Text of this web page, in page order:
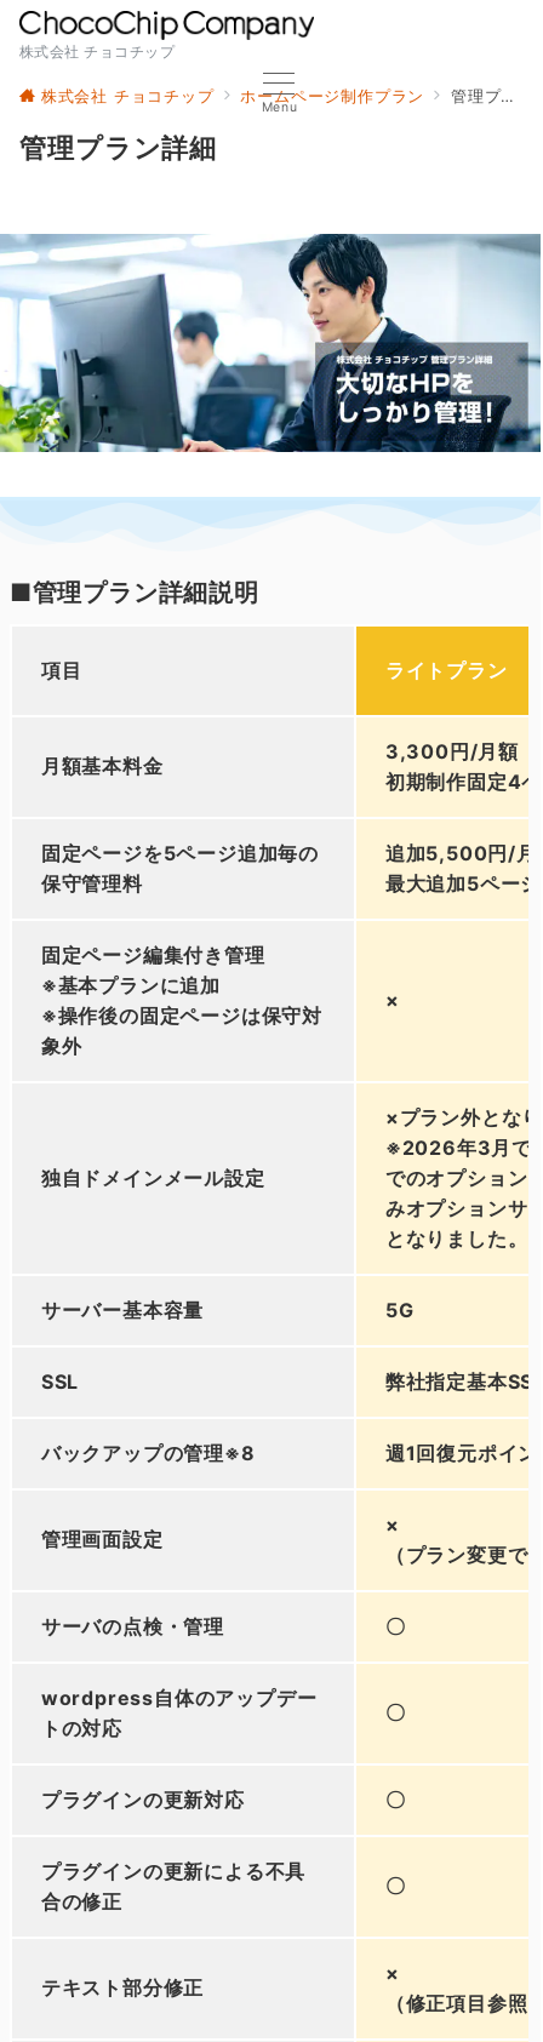
株式会社 チョコチップ
Menu
株式会社 チョコチップ ホームページ制作プラン 管理プラン詳細
管理プラン詳細
■管理プラン詳細説明
項目 ライトプラン
月額基本料金
3,300円/月額
初期制作固定4
固定ページを5ページ追加毎の
保守管理料
追加5,500円/月
最大追加5ページ
固定ページ編集付き管理
※基本プランに追加
※操作後の固定ページは保守対
象外
×
独自ドメインメール設定
×プラン外とな
※2026年3月で
でのオプション
みオプションサ
となりました。
サーバー基本容量 5G
SSL 弊社指定基本
バックアップの管理※8 週1回復元ポイ
管理画面設定
×
（プラン変更で
サーバの点検・管理 〇
wordpress自体のアップデー
トの対応
〇
プラグインの更新対応 〇
プラグインの更新による不具
合の修正
〇
テキスト部分修正
×
（修正項目参照